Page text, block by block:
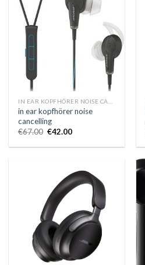
in ear kopfhörer noise
cancelling
€67.00 €42.00